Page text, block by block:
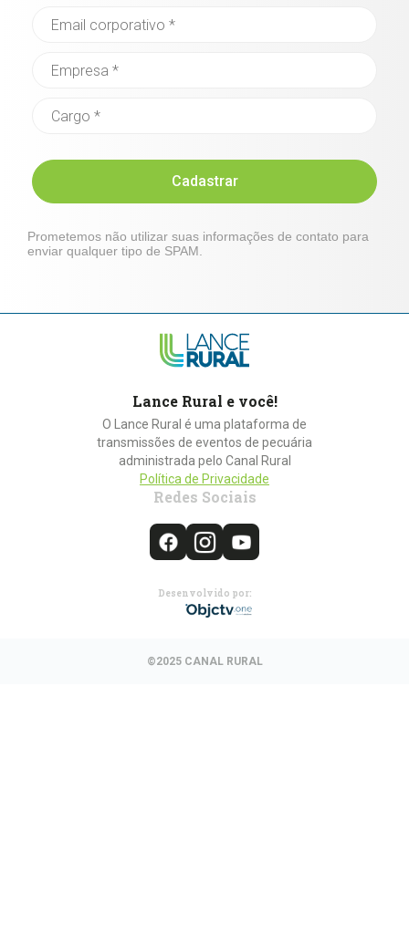
Cadastrar
Prometemos não utilizar suas informações de contato para
enviar qualquer tipo de SPAM.
Lance Rural e você!
O Lance Rural é uma plataforma de
transmissões de eventos de pecuária
administrada pelo Canal Rural
Política de Privacidade
Redes Sociais
Desenvolvido por:
©2025 CANAL RURAL